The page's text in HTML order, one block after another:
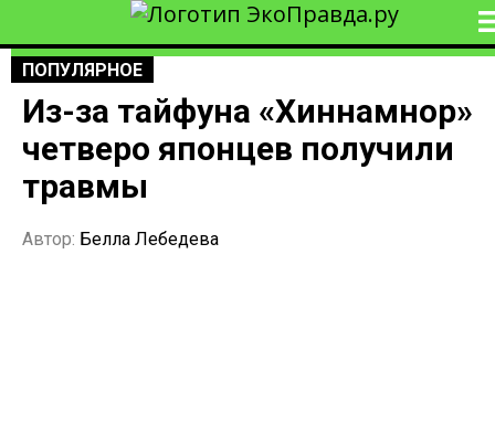
ПОПУЛЯРНОЕ
Из-за тайфуна «Хиннамнор»
четверо японцев получили
травмы
Автор: Белла Лебедева